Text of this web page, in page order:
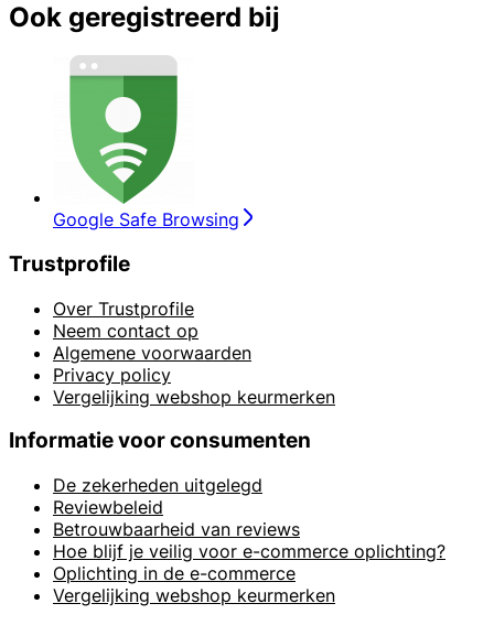
Ook geregistreerd bij
Google Safe Browsing
Trustprofile
Over Trustprofile
Neem contact op
Algemene voorwaarden
Privacy policy
Vergelijking webshop keurmerken
Informatie voor consumenten
De zekerheden uitgelegd
Reviewbeleid
Betrouwbaarheid van reviews
Hoe blijf je veilig voor e-commerce oplichting?
Oplichting in de e-commerce
Vergelijking webshop keurmerken